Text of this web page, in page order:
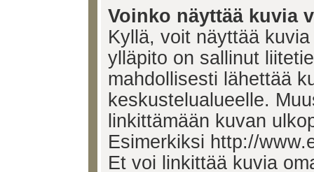
Voinko näyttää kuvia
Kyllä, voit näyttää
ylläpito on sallinut
mahdollisesti lähettää
keskustelualueelle.
linkittämään kuvan
Esimerkiksi http://
Et voi linkittää kuvia